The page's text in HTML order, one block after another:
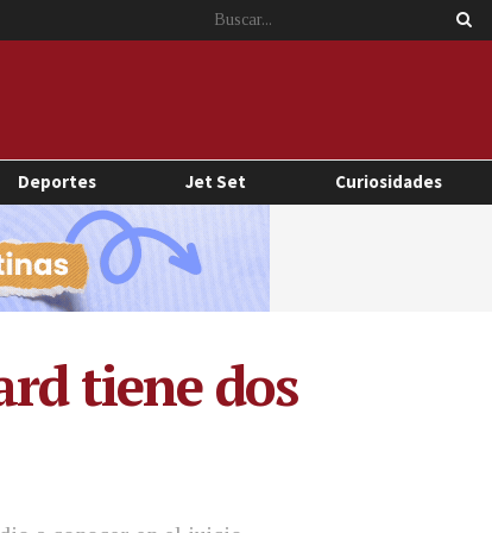
Deportes Jet Set Curiosidades
tiene dos